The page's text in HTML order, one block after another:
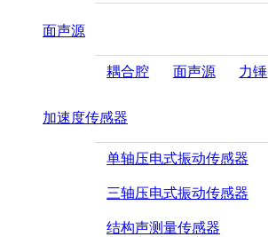
面声源
耦合腔 面声源 力锤
加速度传感器
单轴压电式振动传感器
三轴压电式振动传感器
结构声测量传感器